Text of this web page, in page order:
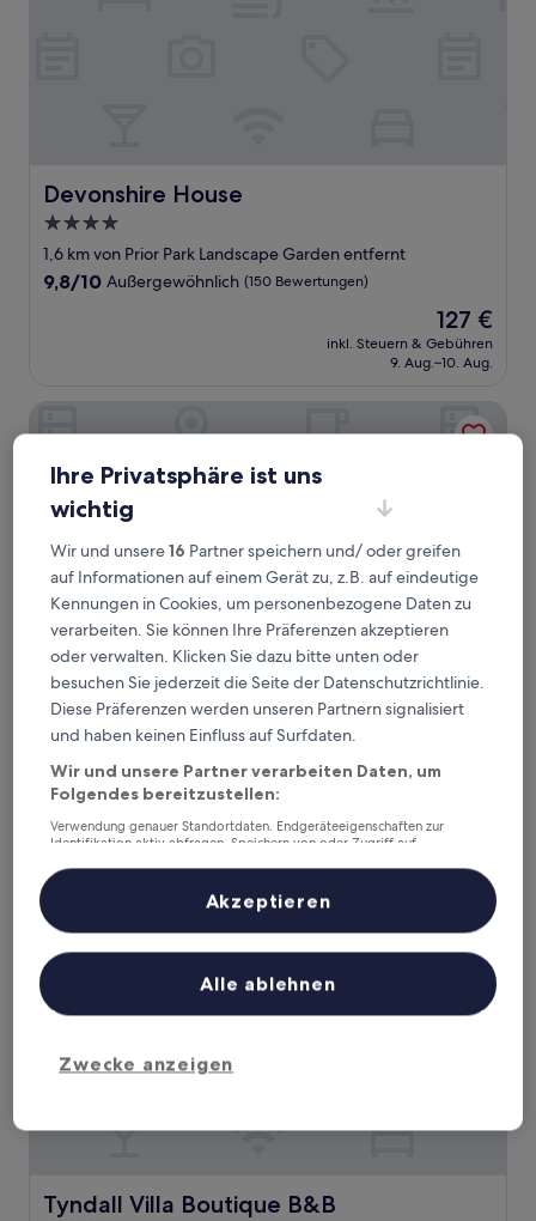
Devonshire House
Devonshire House
4.0-
Sterne-
Unterkunft
1,6 km von Prior Park Landscape Garden entfernt
9.8
9,8/10 Außergewöhnlich (150 Bewertungen)
Der
Preis
beträgt
127 €
inkl. Steuern & Gebühren
9. Aug.–10. Aug.
The Kennard
The Kennard
4.0-
Unterkunft
9.6
von
10,
Außergewöhnlich,
(770
Bewertungen)
9,6/10 Außergewöhnlich (770 Bewertungen)
Der
beträgt
145 €
inkl. Steuern & Gebühren
6. Sept.–7. Sept.
Tyndall Villa Boutique B&B
Tyndall Villa Boutique B&B
Tyndall Villa Boutique B&B
Ihre Privatsphäre ist uns
wichtig
Wir und unsere16 Partner speichern und/ oder greifen
auf Informationen auf einem Gerät zu, z.B. auf eindeutige
Kennungen in Cookies, um personenbezogene Daten zu
verarbeiten. Sie können Ihre Präferenzen akzeptieren
oder verwalten. Klicken Sie dazu bitte unten oder
besuchen Sie jederzeit die Seite der Datenschutzrichtlinie.
Diese Präferenzen werden unseren Partnern signalisiert
und haben keinen Einfluss auf Surfdaten.
Wir und unsere Partner verarbeiten Daten, um
Folgendes bereitzustellen:
Verwendung genauer Standortdaten. Endgeräteeigenschaften zur
Identifikation aktiv abfragen. Speichern von oder Zugriff auf
Inhalte, Messung von Werbeleistung und der Performance von Inhalten,
Zielgruppenforschung sowie Entwicklung und Verbesserung von
Liste der Partner (Lieferanten)
Zwecke anzeigen
Alle ablehnen
Akzeptieren